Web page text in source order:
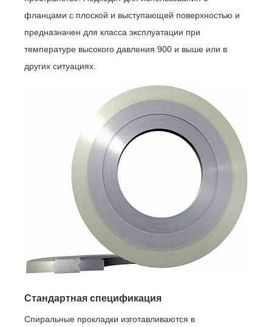
фланцами с плоской и выступающей поверхностью и
предназначен для класса эксплуатации при
температуре высокого давления 900 и выше или в
других ситуациях.
Стандартная спецификация
Спиральные прокладки изготавливаются в